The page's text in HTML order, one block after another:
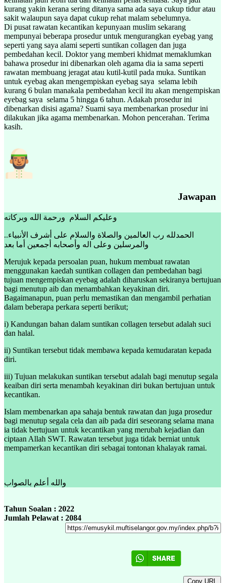
kurang yakin kerana sering ditanya sama ada saya cukup tidur atau
sakit walaupun saya dapat cukup rehat malam sebelumnya.
Di pusat rawatan kecantikan kepunyaan muslim sekarang
mempunyai beberapa prosedur untuk mengurangkan eyebag yang
seperti yang saya alami seperti suntikan collagen dan juga
pembedahan kecil. Doktor yang memberi khidmat memaklumkan
bahawa prosedur ini dibenarkan oleh agama dia ia sama seperti
rawatan membuang jeragat atau kutil-kutil pada muka. Suntikan
untuk eyebag akan mengempiskan eyebag saya selama lebih
kurang 6 bulan manakala pembedahan kecil itu akan mengempiskan
eyebag saya selama 5 hingga 6 tahun. Adakah prosedur ini
dibenarkan disisi agama? Suami saya membenarkan prosedur ini
dilakukan jika agama membenarkan. Mohon pencerahan. Terima
kasih.
Jawapan
..الحمدلله رب العالمين والصلاة والسلام على أشرف الأنبياء
والمرسلين وعلى اله وأصحابه أجمعين أما بعد
Merujuk kepada persoalan puan, hukum membuat rawatan
menggunakan kaedah suntikan collagen dan pembedahan bagi
tujuan mengempiskan eyebag adalah diharuskan sekiranya bertujuan
bagi menutup aib dan menambahkan keyakinan diri.
Bagaimanapun, puan perlu memastikan dan mengambil perhatian
dalam beberapa perkara seperti berikut;
i) Kandungan bahan dalam suntikan collagen tersebut adalah suci
dan halal.
ii) Suntikan tersebut tidak membawa kepada kemudaratan kepada
diri.
iii) Tujuan melakukan suntikan tersebut adalah bagi menutup segala
keaiban diri serta menambah keyakinan diri bukan bertujuan untuk
kecantikan.
Islam membenarkan apa sahaja bentuk rawatan dan juga prosedur
bagi menutup segala cela dan aib pada diri seseorang selama mana
ia tidak bertujuan untuk kecantikan yang merubah kejadian dan
ciptaan Allah SWT. Rawatan tersebut juga tidak berniat untuk
mempamerkan kecantikan diri sebagai tontonan khalayak ramai.
والله أعلم بالصواب
Tahun Soalan : 2022
Jumlah Pelawat : 2084
Copy URL